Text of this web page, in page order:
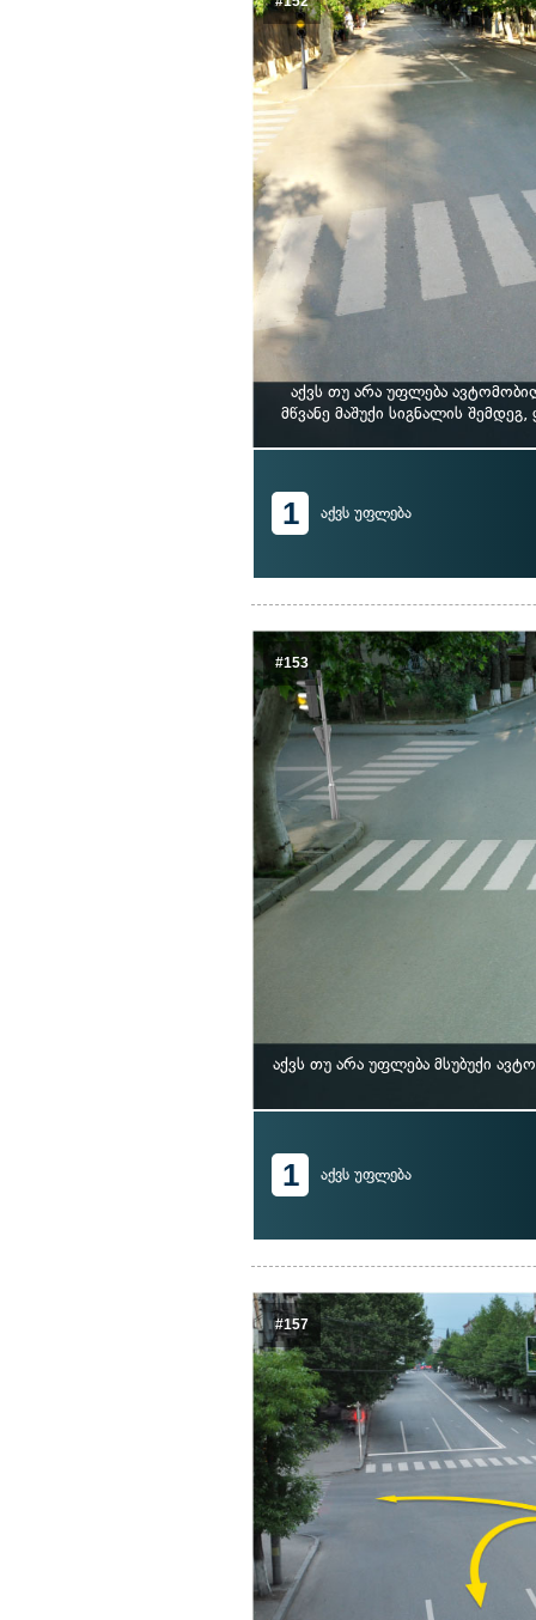
აქვს თუ არა უფლება
მწვანე მაშუქი სიგნალის
1 აქვს უფლება
#153
აქვს თუ არა უფლება მსუბუქი
1 აქვს უფლება
#157